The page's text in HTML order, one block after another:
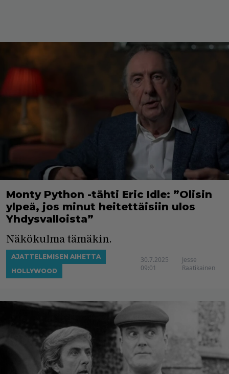
Monty Python -tähti Eric Idle: ”Olisin
ylpeä, jos minut heitettäisiin ulos
Yhdysvalloista”
Näkökulma tämäkin.
AJATTELEMISEN AIHETTA
HOLLYWOOD
30.7.2025
09:01
Jesse
Raatikainen